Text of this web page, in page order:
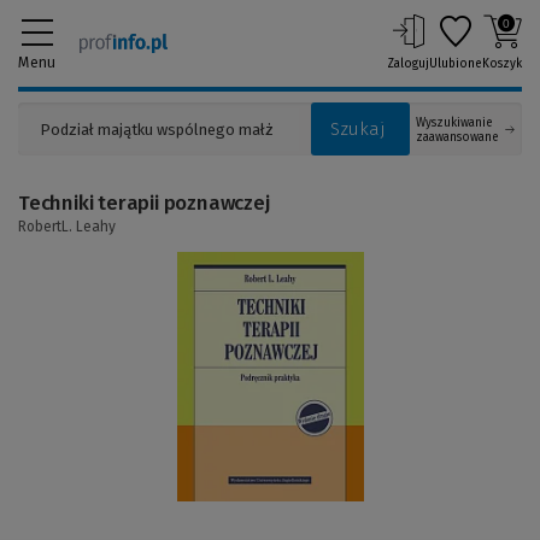
Menu
Szukaj
Wyszukiwanie
zaawansowane
ZalogujUlubione
0
Koszyk
Techniki terapii poznawczej
RobertL. Leahy